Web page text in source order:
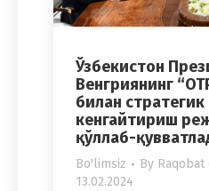
Ўзбекистон
Венгриянинг
билан
кенгайтириш
қўллаб-
Bo'limsiz By Raqobat
13.02.2024